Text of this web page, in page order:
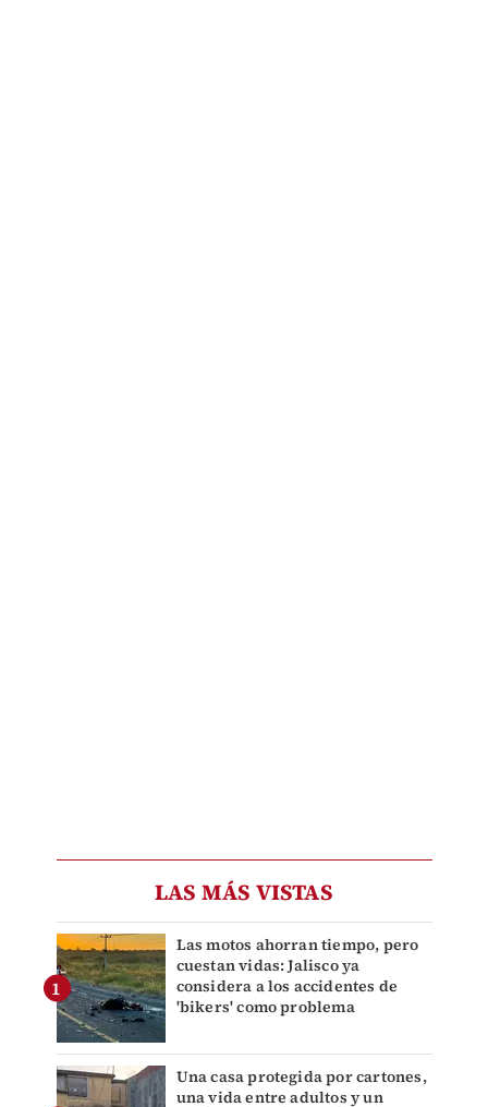
LAS MÁS VISTAS
Las motos ahorran tiempo, pero
cuestan vidas: Jalisco ya
considera a los accidentes de
'bikers' como problema
Una casa protegida por cartones,
una vida entre adultos y un